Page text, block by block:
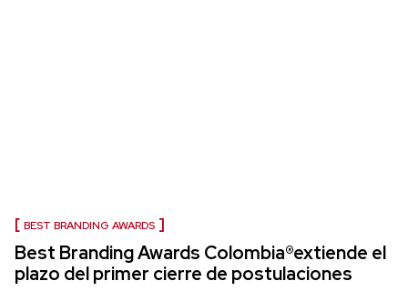
BEST BRANDING AWARDS
Best Branding Awards Colombia®extiende el
plazo del primer cierre de postulaciones